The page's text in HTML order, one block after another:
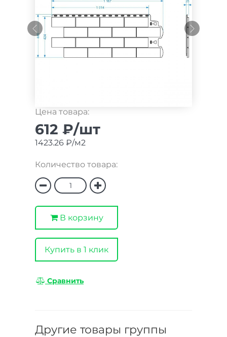
Цена товара:
612 ₽/шт
1423.26 ₽/м2
Количество товара:
В корзину
Купить в 1 клик
Сравнить
Другие товары группы